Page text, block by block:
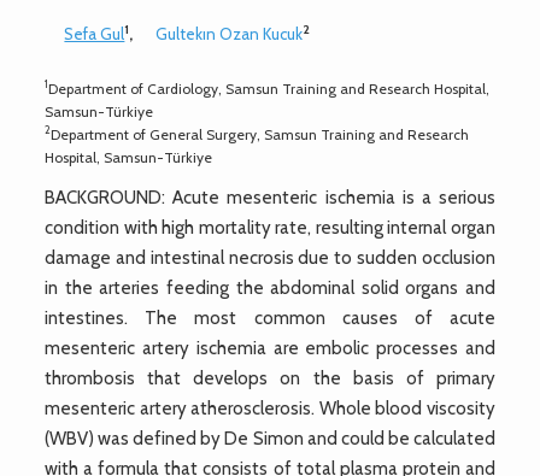
Sefa Gul1, Gultekın Ozan Kucuk2
1Department of Cardiology, Samsun Training and Research Hospital,
Samsun-Türkiye
2Department of General Surgery, Samsun Training and Research
Hospital, Samsun-Türkiye
BACKGROUND: Acute mesenteric ischemia is a serious
condition with high mortality rate, resulting internal organ
damage and intestinal necrosis due to sudden occlusion
in the arteries feeding the abdominal solid organs and
intestines. The most common causes of acute
mesenteric artery ischemia are embolic processes and
thrombosis that develops on the basis of primary
mesenteric artery atherosclerosis. Whole blood viscosity
(WBV) was defined by De Simon and could be calculated
with a formula that consists of total plasma protein and